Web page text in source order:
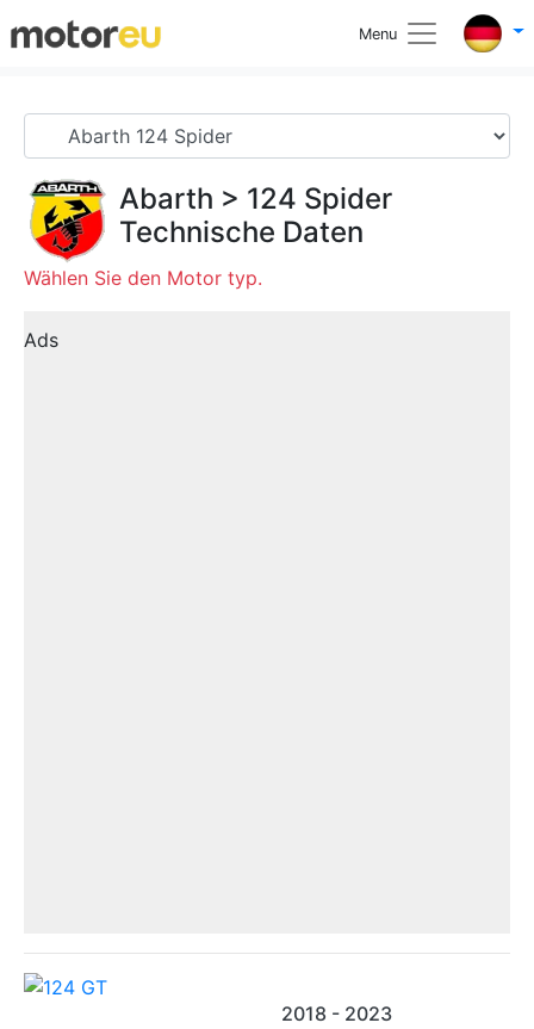
Menu
Abarth > 124 Spider
Technische Daten
Wählen Sie den Motor typ.
Ads
2018 - 2023